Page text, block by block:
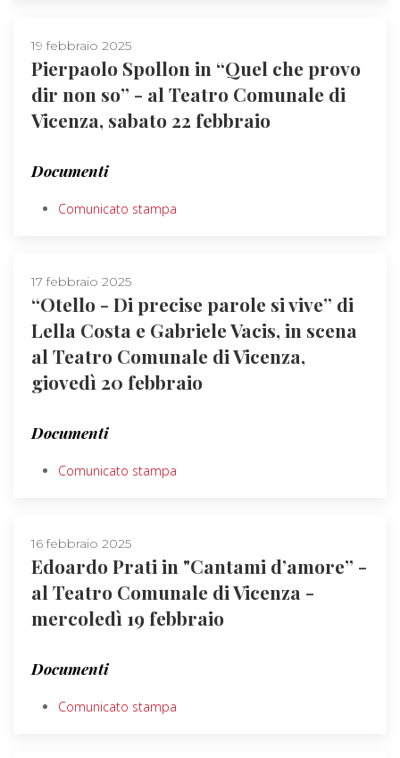
19 febbraio 2025
Pierpaolo Spollon in “Quel che provo
dir non so” - al Teatro Comunale di
Vicenza, sabato 22 febbraio
Documenti
Comunicato stampa
17 febbraio 2025
“Otello - Di precise parole si vive” di
Lella Costa e Gabriele Vacis, in scena
al Teatro Comunale di Vicenza,
giovedì 20 febbraio
Documenti
Comunicato stampa
16 febbraio 2025
Edoardo Prati in "Cantami d’amore” -
al Teatro Comunale di Vicenza -
mercoledì 19 febbraio
Documenti
Comunicato stampa